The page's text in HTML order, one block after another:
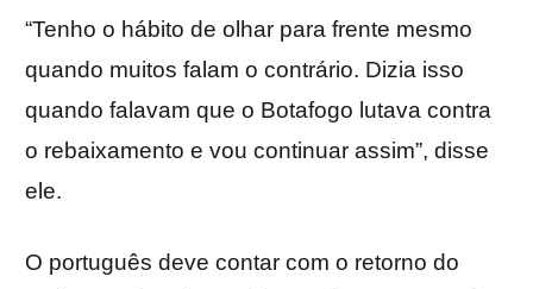
“Tenho o hábito de olhar para frente mesmo
quando muitos falam o contrário. Dizia isso
quando falavam que o Botafogo lutava contra
o rebaixamento e vou continuar assim”, disse
ele.
O português deve contar com o retorno do